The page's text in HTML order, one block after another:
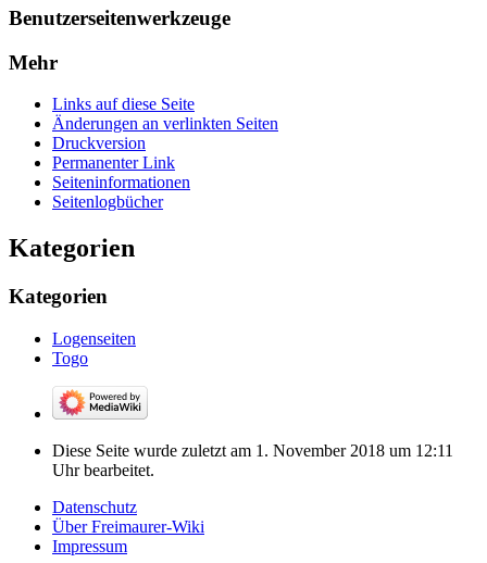
Benutzerseitenwerkzeuge
Mehr
Links auf diese Seite
Änderungen an verlinkten Seiten
Druckversion
Permanenter Link
Seiten­­informationen
Seitenlogbücher
Kategorien
Kategorien
Logenseiten
Togo
Diese Seite wurde zuletzt am 1. November 2018 um 12:11
Uhr bearbeitet.
Datenschutz
Über Freimaurer-Wiki
Impressum